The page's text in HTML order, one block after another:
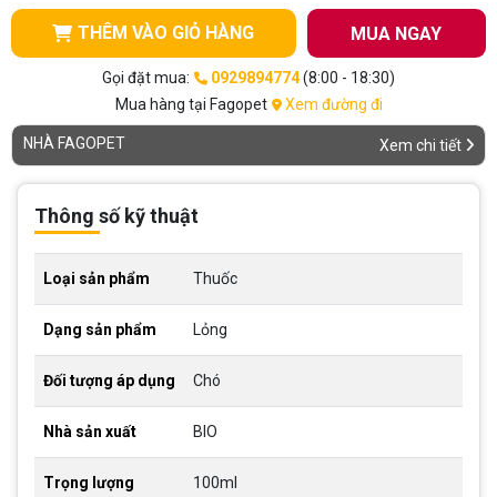
TỔNG ĐÀI TƯ VẤN
0929894774
THÊM VÀO GIỎ HÀNG MUA NGAY
Gọi đặt mua: 0929894774(8:00 - 18:30)
Mua hàng tại Fagopet
Xem đường đi
NHÀ FAGOPET Xem chi tiết
Thông số kỹ thuật
Loại sản phẩm Thuốc
Dạng sản phẩm Lỏng
Đối tượng áp dụng Chó
Nhà sản xuất BIO
Trọng lượng 100ml